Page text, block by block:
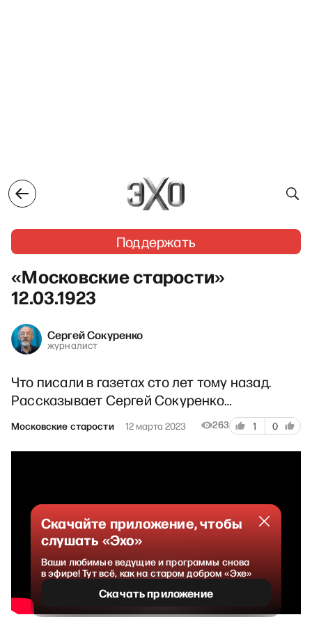
Поддержать
«Московские старости»
12.03.1923
Сергей Сокуренко
журналист
Что писали в газетах сто лет тому назад.
Рассказывает Сергей Сокуренко…
Московские старости 12 марта 2023 263 1 0
Скачайте приложение, чтобы
слушать «Эхо»
Ваши любимые ведущие и программы снова
в эфире! Тут всё, как на старом добром «Эхе»
Скачать приложение